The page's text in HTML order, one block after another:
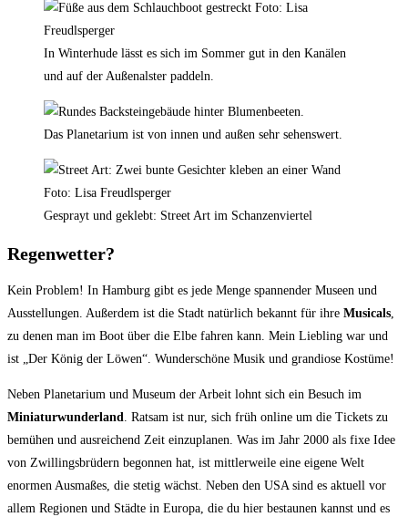
In Winterhude lässt es sich im Sommer gut in den Kanälen
und auf der Außenalster paddeln.
Das Planetarium ist von innen und außen sehr sehenswert.
Gesprayt und geklebt: Street Art im Schanzenviertel
Regenwetter?
Kein Problem! In Hamburg gibt es jede Menge spannender Museen und
Ausstellungen. Außerdem ist die Stadt natürlich bekannt für ihre Musicals,
zu denen man im Boot über die Elbe fahren kann. Mein Liebling war und
ist „Der König der Löwen“. Wunderschöne Musik und grandiose Kostüme!
Neben Planetarium und Museum der Arbeit lohnt sich ein Besuch im
Miniaturwunderland. Ratsam ist nur, sich früh online um die Tickets zu
bemühen und ausreichend Zeit einzuplanen. Was im Jahr 2000 als fixe Idee
von Zwillingsbrüdern begonnen hat, ist mittlerweile eine eigene Welt
enormen Ausmaßes, die stetig wächst. Neben den USA sind es aktuell vor
allem Regionen und Städte in Europa, die du hier bestaunen kannst und es